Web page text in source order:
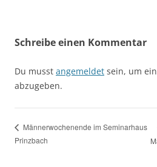
Schreibe einen Kommentar
Du musst angemeldet sein, um
abzugeben.
Männerwochenende im Seminarhaus
Prinzbach